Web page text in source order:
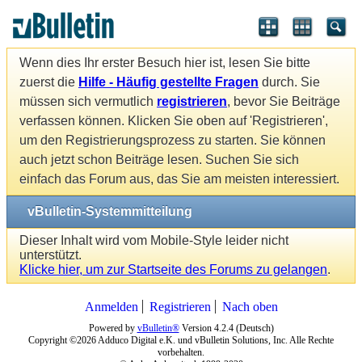
Wenn dies Ihr erster Besuch hier ist, lesen Sie bitte
zuerst die Hilfe - Häufig gestellte Fragen durch. Sie
müssen sich vermutlich registrieren, bevor Sie Beiträge
verfassen können. Klicken Sie oben auf 'Registrieren',
um den Registrierungsprozess zu starten. Sie können
auch jetzt schon Beiträge lesen. Suchen Sie sich
einfach das Forum aus, das Sie am meisten interessiert.
vBulletin-Systemmitteilung
Dieser Inhalt wird vom Mobile-Style leider nicht
unterstützt.
Klicke hier, um zur Startseite des Forums zu gelangen.
Anmelden Registrieren Nach oben
Powered by vBulletin®Version 4.2.4 (Deutsch)
Copyright ©2026 Adduco Digital e.K. und vBulletin Solutions, Inc. Alle Rechte
vorbehalten.